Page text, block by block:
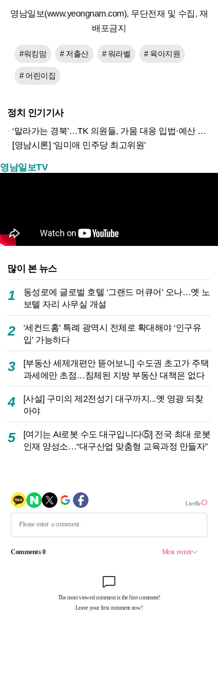
영남일보(www.yeongnam.com), 무단전재 및 수집, 재
배포금지
#워킹맘 # 저출산 # 워라벨 # 육아지원
# 어린이집
정치 인기기사
‘말라가는 경북’…TK 의원들, 가뭄 대응 입법·예산 확보 나선다
[영남시론] ‘임미애 민주당 최고위원’
영남일보TV
많이 본 뉴스
1
동성로에 글로벌 호텔 ‘그랜드 머큐어’ 오나…옛 노
보텔 자리 사무실 개설
2
‘세컨드홈’ 특례 광역시 전체로 확대해야 ‘인구유
입’ 가능하다
3
[부동산 세제개편안 뜯어보니] 수도권 초고가 주택
과세에만 초점…침체된 지방 부동산 대책은 없다
4
[사설] 구미의 제2전성기 대구까지...옛 영광 되찾
아야
5
[여기는 AI로봇 수도 대구입니다⑤] 전국 최대 로봇
인재 양성소…“대구산업 맞춤형 교육과정 만들자”